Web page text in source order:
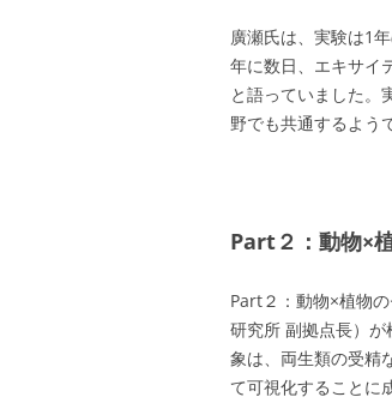
廣瀬氏は、実験は1
年に数日、エキサイ
と語っていました。
野でも共通するよう
Part２：動物×
Part２：動物×植物
研究所 副拠点長）
象は、両生類の受精
て可視化することに